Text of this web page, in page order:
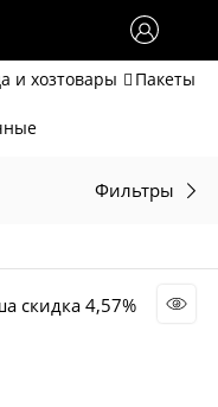
и хозтовары Пакеты
Фильтры
скидка 4,57%